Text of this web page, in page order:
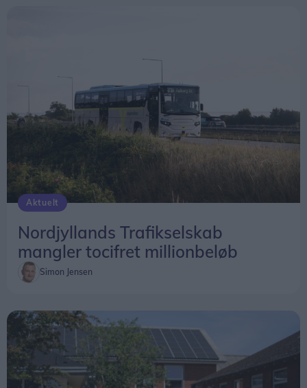
Aktuelt
Nordjyllands Trafikselskab
mangler tocifret millionbeløb
Simon Jensen